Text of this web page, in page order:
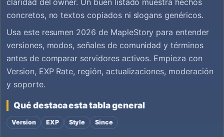
concretos, no textos copiados ni slogans genéricos.
Usa este resumen 2026 de MapleStory para entender
versiones, modos, señales de comunidad y términos
antes de comparar servidores activos. Empieza con
Version, EXP Rate, región, actualizaciones, moderación
y soporte.
Qué destaca esta tabla general
Version EXP Style Since